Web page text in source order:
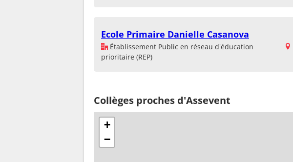
Ecole Primaire Danielle Casanova
Établissement Public en réseau d'éducation
prioritaire (REP)
Collèges proches d'Assevent
+
−